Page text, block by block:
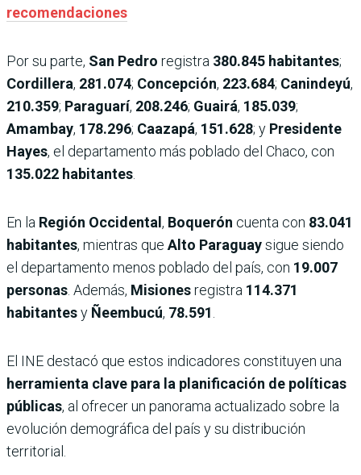
recomendaciones
Por su parte, San Pedro registra 380.845 habitantes;
Cordillera, 281.074; Concepción, 223.684; Canindeyú,
210.359; Paraguarí, 208.246; Guairá, 185.039;
Amambay, 178.296; Caazapá, 151.628; y Presidente
Hayes, el departamento más poblado del Chaco, con
135.022 habitantes.
En la Región Occidental , Boquerón cuenta con 83.041
habitantes, mientras que Alto Paraguaysigue siendo
el departamento menos poblado del país, con 19.007
personas. Además, Misionesregistra 114.371
habitantesy Ñeembucú, 78.591.
El INE destacó que estos indicadores constituyen una
herramienta clave para la planificación de políticas
públicas, al ofrecer un panorama actualizado sobre la
evolución demográfica del país y su distribución
territorial.